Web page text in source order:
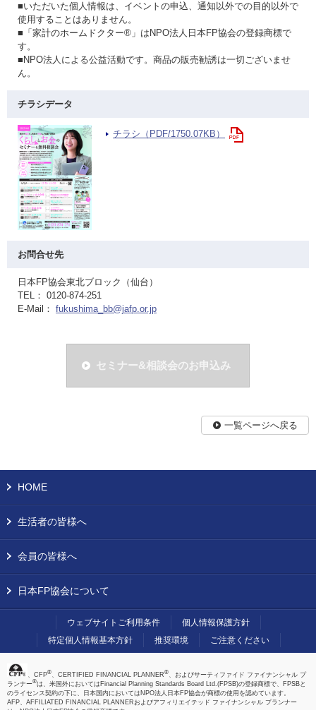
■いただいた個人情報は、イベントの申込、通知以外での目的以外で
使用することはありません。
■「家計のホームドクター®」はNPO法人日本FP協会の登録商標で
す。
■NPO法人による公益活動です。商品の販売勧誘は一切ございませ
ん。
チラシデータ
チラシ（PDF/1750.07KB）
お問合せ先
日本FP協会東北ブロック（仙台）
TEL： 0120-874-251
E-Mail： fukushima_bb@jafp.or.jp
セミナー&相談会のお申込み
一覧ページへ戻る
HOME
生活者の皆様へ
会員の皆様へ
日本FP協会について
ウェブサイトご利用条件
個人情報保護方針
特定個人情報基本方針
推奨環境 ご注意ください
、CFP® 、CERTIFIED FINANCIAL PLANNER® 、およびサーティファイド ファイナンシャル プ
ランナー®は、米国外においてはFinancial Planning Standards Board Ltd.(FPSB)の登録商標で、FPSBと
のライセンス契約の下に、日本国内においてはNPO法人日本FP協会が商標の使用を認めています。
AFP、AFFILIATED FINANCIAL PLANNERおよびアフィリエイテッド ファイナンシャル プランナー